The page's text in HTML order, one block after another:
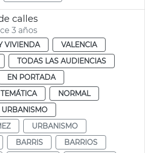
calles
3 años
VIVIENDA
VALENCIA
TODAS LAS AUDIENCIAS
EN PORTADA
NORMAL
URBANISMO
BARRIS
BARRIOS